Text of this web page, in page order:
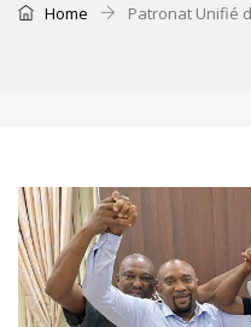
Home Patronat Unifié